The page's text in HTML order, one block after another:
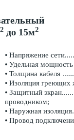
2 до 15м2
• Напряжение
• Удельная
• Толщина кабеля
• Изоляция
• Защитный
проводником;
• Наружная
• Провод